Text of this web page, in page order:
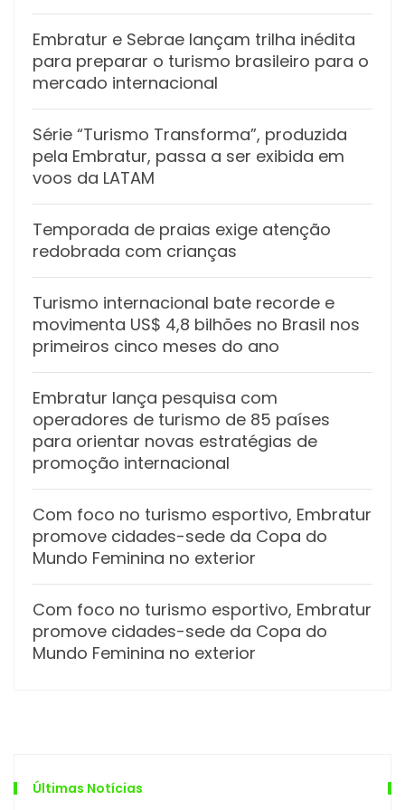
Embratur e Sebrae lançam trilha inédita
para preparar o turismo brasileiro para o
mercado internacional
Série “Turismo Transforma”, produzida
pela Embratur, passa a ser exibida em
voos da LATAM
Temporada de praias exige atenção
redobrada com crianças
Turismo internacional bate recorde e
movimenta US$ 4,8 bilhões no Brasil nos
primeiros cinco meses do ano
Embratur lança pesquisa com
operadores de turismo de 85 países
para orientar novas estratégias de
promoção internacional
Com foco no turismo esportivo, Embratur
promove cidades-sede da Copa do
Mundo Feminina no exterior
Com foco no turismo esportivo, Embratur
promove cidades-sede da Copa do
Mundo Feminina no exterior
Últimas Notícias